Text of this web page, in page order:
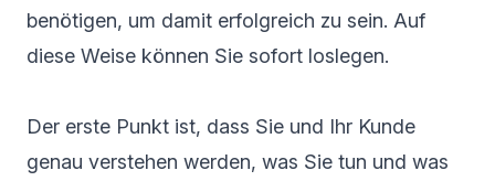
benötigen, um damit erfolgreich zu sein. Auf
diese Weise können Sie sofort loslegen.
Der erste Punkt ist, dass Sie und Ihr Kunde
genau verstehen werden, was Sie tun und was